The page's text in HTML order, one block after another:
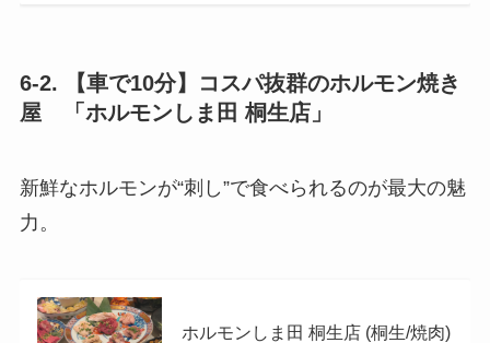
6-2. 【車で10分】コスパ抜群のホルモン焼き
屋 「ホルモンしま田 桐生店」
新鮮なホルモンが“刺し”で食べられるのが最大の魅
力。
ホルモンしま田 桐生店 (桐生/焼肉)